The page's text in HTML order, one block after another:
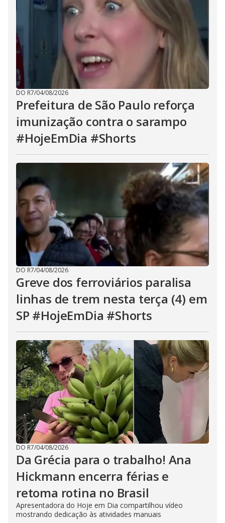
DO R7/04/08/2026
Prefeitura de São Paulo reforça
imunização contra o sarampo
#HojeEmDia #Shorts
DO R7/04/08/2026
Greve dos ferroviários paralisa
linhas de trem nesta terça (4) em
SP #HojeEmDia #Shorts
DO R7/04/08/2026
Da Grécia para o trabalho! Ana
Hickmann encerra férias e
retoma rotina no Brasil
Apresentadora do Hoje em Dia compartilhou vídeo
mostrando dedicação às atividades manuais